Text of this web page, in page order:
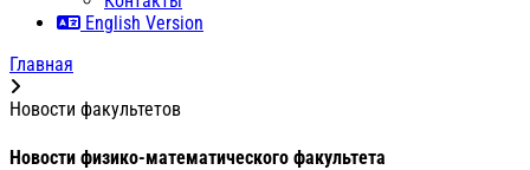
English Version
Главная
Новости факультетов
Новости физико-математического факультета